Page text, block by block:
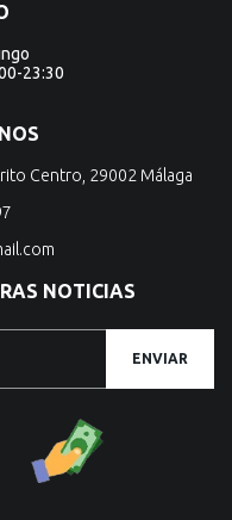
23:30
Centro, 29002 Málaga
NOTICIAS
ENVIAR